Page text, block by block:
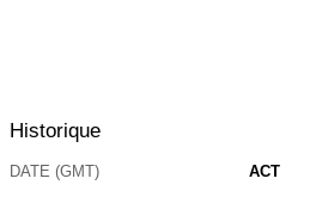
Historique
DATE (GMT) ACT